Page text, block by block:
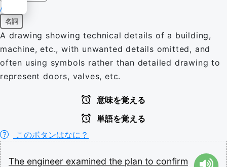
/plæn/
名詞
A drawing showing technical details of a building,
machine, etc., with unwanted details omitted, and
often using symbols rather than detailed drawing to
represent doors, valves, etc.
意味を覚える
単語を覚える
このボタンはなに？
The engineer examined the plan to confirm